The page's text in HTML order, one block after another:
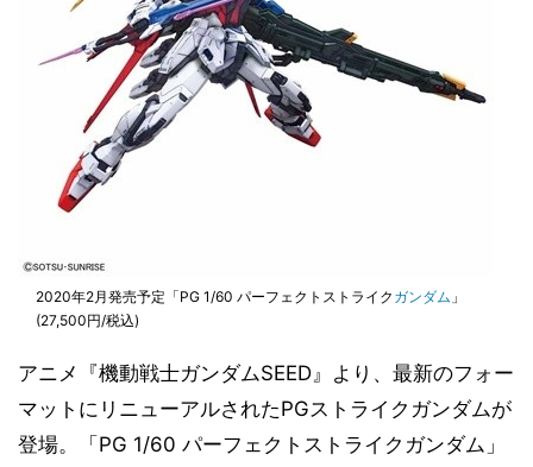
2020年2月発売予定「PG 1/60 パーフェクトストライク ガンダム 」
(27,500円/税込)
アニメ『機動戦士ガンダムSEED』より、最新のフォー
マットにリニューアルされたPGストライクガンダムが
登場。「PG 1/60 パーフェクトストライクガンダム」